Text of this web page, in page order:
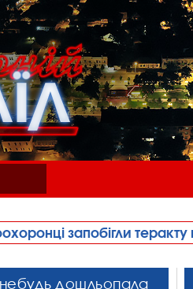
затримано жінку,
небудь дошльопала